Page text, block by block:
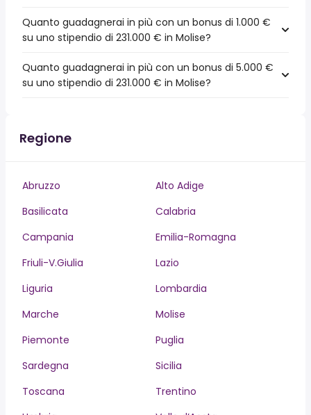
Quanto guadagnerai in più con un bonus di 1.000 €
su uno stipendio di 231.000 € in Molise?
Quanto guadagnerai in più con un bonus di 5.000 €
su uno stipendio di 231.000 € in Molise?
Regione
Abruzzo
Alto Adige
Basilicata
Calabria
Campania
Emilia-Romagna
Friuli-V.Giulia
Lazio
Liguria
Lombardia
Marche
Molise
Piemonte
Puglia
Sardegna
Sicilia
Toscana
Trentino